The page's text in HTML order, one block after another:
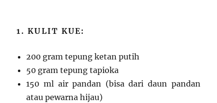
1. KULIT KUE:
200 gram tepung ketan putih
50 gram tepung tapioka
150 ml air pandan (bisa dari daun pandan
atau pewarna hijau)